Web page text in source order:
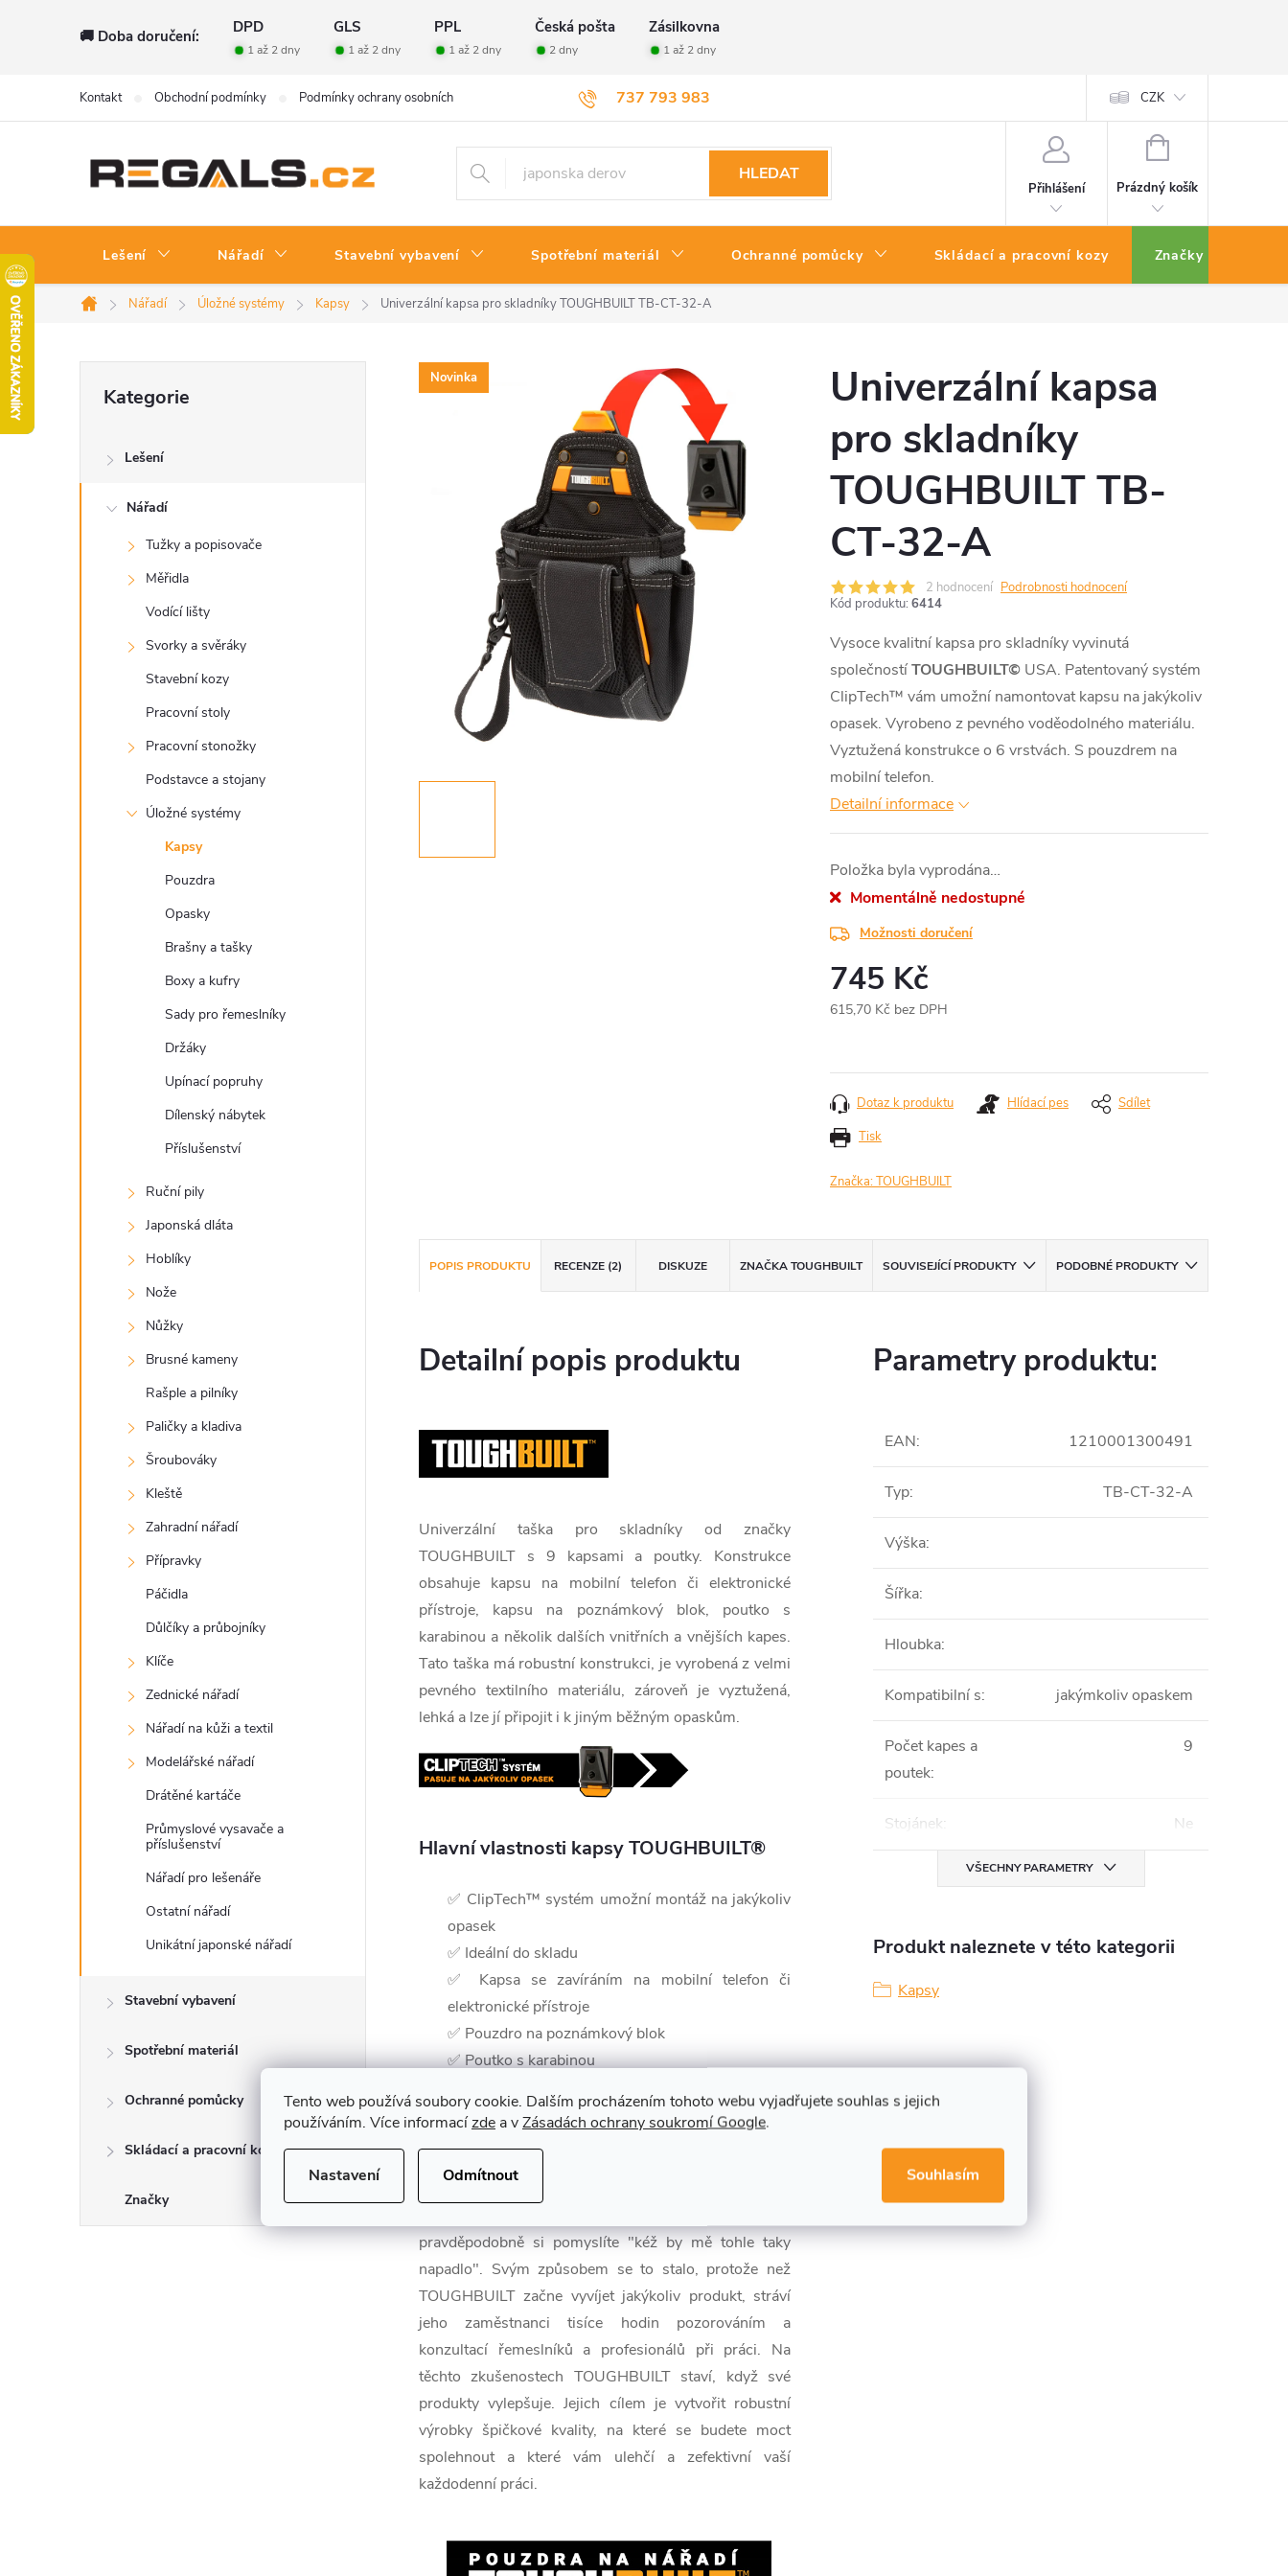
Tento web používá soubory cookie. Dalším procházením tohoto webu vyjadřujete souhlas s jejich
používáním. Více informacízde a vZásadách ochrany soukromí Google.
Nastavení Odmítnout Souhlasím
🚚 Doba doručení: DPD GLS PPL Česká pošta Zásilkovna
1 až 2 dny 1 až 2 dny 1 až 2 dny 2 dny 1 až 2 dny
737 793 983
Kontakt Obchodní podmínky Podmínky ochrany osobních údajů Velkoobchod Vrácení zboží CZK
HLEDAT
Přihlášení
NÁKUPNÍ
Prázdný košík
Lešení Nářadí Stavební vybavení Spotřební materiál Ochranné pomůcky Skládací a pracovní kozy Značky
Domů
Nářadí Úložné systémy Kapsy Univerzální kapsa pro skladníky TOUGHBUILT TB-CT-32-A
s
kategorie
Kategorie
Lešení
Nářadí
Tužky a popisovače
Měřidla
Vodící lišty
Svorky a svěráky
Stavební kozy
Pracovní stoly
Pracovní stonožky
Podstavce a stojany
Úložné systémy
Kapsy
Pouzdra
Opasky
Brašny a tašky
Boxy a kufry
Sady pro řemeslníky
Držáky
Upínací popruhy
Dílenský nábytek
Příslušenství
Ruční pily
Japonská dláta
Hoblíky
Nože
Nůžky
Brusné kameny
Rašple a pilníky
Paličky a kladiva
Šroubováky
Kleště
Zahradní nářadí
Přípravky
Páčidla
Důlčíky a průbojníky
Klíče
Zednické nářadí
Nářadí na kůži a textil
Modelářské nářadí
Drátěné kartáče
Průmyslové vysavače a
příslušenství
Nářadí pro lešenáře
Ostatní nářadí
Unikátní japonské nářadí
Stavební vybavení
Spotřební materiál
Ochranné pomůcky
Skládací a pracovní kozy
Značky
Novinka
Univerzální kapsa
pro skladníky
TOUGHBUILT TB-
CT-32-A
2 hodnocení Podrobnosti hodnocení
Kód produktu: 6414
Vysoce kvalitní kapsa pro skladníky vyvinutá
společnostíTOUGHBUILT© USA. Patentovaný systém
ClipTech™ vám umožní namontovat kapsu na jakýkoliv
opasek. Vyrobeno z pevného voděodolného materiálu.
Vyztužená konstrukce o 6 vrstvách. S pouzdrem na
mobilní telefon.
Detailní informace
Položka byla vyprodána…
Momentálně nedostupné
Možnosti doručení
745 Kč
615,70 Kč bez DPH
Tisk
Dotaz k produktu Hlídací pes Sdílet
Značka:TOUGHBUILT
POPIS PRODUKTU RECENZE (2) DISKUZE ZNAČKATOUGHBUILT SOUVISEJÍCÍ PRODUKTY PODOBNÉ PRODUKTY
Detailní popis produktu
Univerzální taška pro skladníky od značky
TOUGHBUILT s 9 kapsami a poutky. Konstrukce
obsahuje kapsu na mobilní telefon či elektronické
přístroje, kapsu na poznámkový blok, poutko s
karabinou a několik dalších vnitřních a vnějších kapes.
Tato taška má robustní konstrukci, je vyrobená z velmi
pevného textilního materiálu, zároveň je vyztužená,
lehká a lze jí připojit i k jiným běžným opaskům.
Hlavní vlastnosti kapsy TOUGHBUILT®
✅ ClipTech™ systém umožní montáž na jakýkoliv
opasek
✅ Ideální do skladu
✅ Kapsa se zavíráním na mobilní telefon či
elektronické přístroje
✅ Pouzdro na poznámkový blok
✅ Poutko s karabinou
✅ 9 různých kapes a poutek
O společnosti TOUGHBUILT©:
pravděpodobně si pomyslíte "kéž by mě tohle taky
napadlo". Svým způsobem se to stalo, protože než
TOUGHBUILT začne vyvíjet jakýkoliv produkt, stráví
jeho zaměstnanci tisíce hodin pozorováním a
konzultací řemeslníků a profesionálů při práci. Na
těchto zkušenostech TOUGHBUILT staví, když své
produkty vylepšuje. Jejich cílem je vytvořit robustní
výrobky špičkové kvality, na které se budete moct
spolehnout a které vám ulehčí a zefektivní vaší
každodenní práci.
Parametry produktu:
EAN: 1210001300491
Typ: TB-CT-32-A
Výška:
Šířka:
Hloubka:
Kompatibilní s: jakýmkoliv opaskem
Počet kapes a
poutek:
9
Stojánek: Ne
VŠECHNY PARAMETRY
Produkt naleznete v této kategorii
Kapsy